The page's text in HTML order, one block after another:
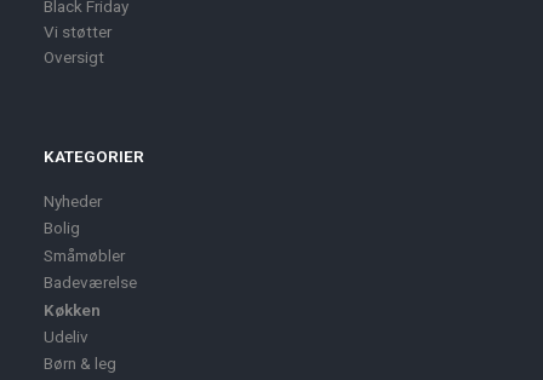
Black Friday
Vi støtter
Oversigt
KATEGORIER
Nyheder
Bolig
Småmøbler
Badeværelse
Køkken
Udeliv
Børn & leg